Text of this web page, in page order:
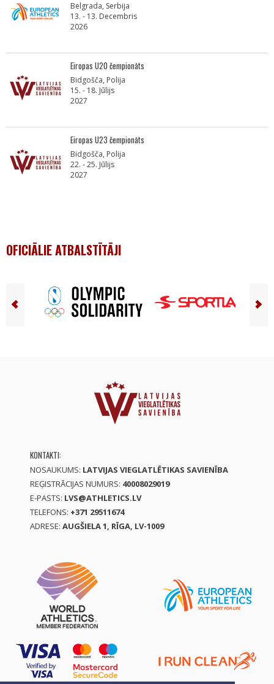
Belgrada, Serbija
13. - 13. Decembris
2026
Eiropas U20 čempionāts
Bidgošča, Polija
15. - 18. Jūlijs
2027
Eiropas U23 čempionāts
Bidgošča, Polija
22. - 25. Jūlijs
2027
OFICIĀLIE ATBALSTĪTĀJI
KONTAKTI:
NOSAUKUMS: LATVIJAS VIEGLATLĒTIKAS SAVIENĪBA
REĢISTRĀCIJAS NUMURS: 40008029019
E-PASTS: LVS@ATHLETICS.LV
TELEFONS: +371 29511674
ADRESE: AUGŠIELA 1, RĪGA, LV-1009